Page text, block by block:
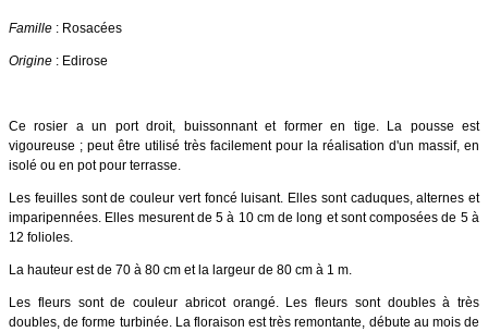
Famille : Rosacées
Origine : Edirose
Ce rosier a un port droit, buissonnant et former en tige. La pousse est
vigoureuse ; peut être utilisé très facilement pour la réalisation d'un massif, en
isolé ou en pot pour terrasse.
Les feuilles sont de couleur vert foncé luisant. Elles sont caduques, alternes et
imparipennées. Elles mesurent de 5 à 10 cm de long et sont composées de 5 à
12 folioles.
La hauteur est de 70 à 80 cm et la largeur de 80 cm à 1 m.
Les fleurs sont de couleur abricot orangé. Les fleurs sont doubles à très
doubles, de forme turbinée. La floraison est très remontante, débute au mois de